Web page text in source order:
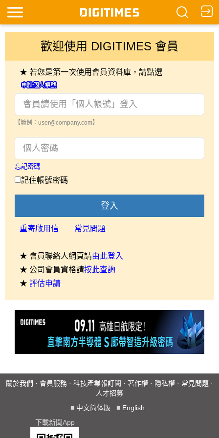
歡迎使用 DIGITIMES 會員
★ 若您是第一次使用會員資料庫，請點選
【範例：user@company.com】
忘記密碼
記住帳號密碼
登入
重寄啟用信 常見問題
★ 會員聯絡人網頁請由此登入
★ 公司會員資格請按此查詢
★ 評估申請
關於我們 · 會員服務 · 科技產業報訂閱 · 著作權 · 隱私權 · 常見問題 ·
人才招募
■ 中文简体版 ■ English
下載新聞App